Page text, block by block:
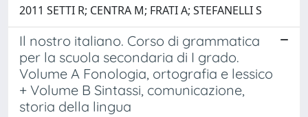
2011 SETTI R; CENTRA M; FRATI A; STEFANELLI S
Il nostro italiano. Corso di grammatica
per la scuola secondaria di I grado.
Volume A Fonologia, ortografia e lessico
+ Volume B Sintassi, comunicazione,
storia della lingua